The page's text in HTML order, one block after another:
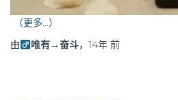
（更多…）
由
唯有→奋斗， 14年前